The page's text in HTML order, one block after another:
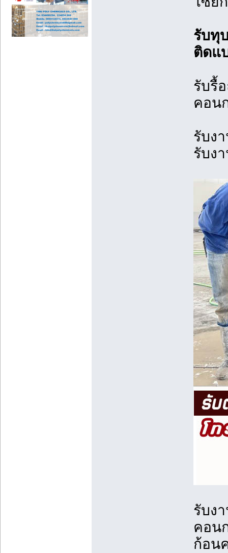
รับทุ
ติดแ
รับรื้
คอน
รับง
รับง
รับง
คอน
ก้อน